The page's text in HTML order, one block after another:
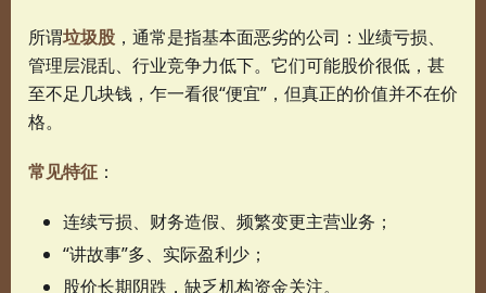
所谓垃圾股 ，通常是指基本面恶劣的公司：业绩亏损、
管理层混乱、行业竞争力低下。它们可能股价很低，甚
至不足几块钱，乍一看很“便宜”，但真正的价值并不在价
格。
常见特征 ：
连续亏损、财务造假、频繁变更主营业务；
“讲故事”多、实际盈利少；
股价长期阴跌，缺乏机构资金关注。